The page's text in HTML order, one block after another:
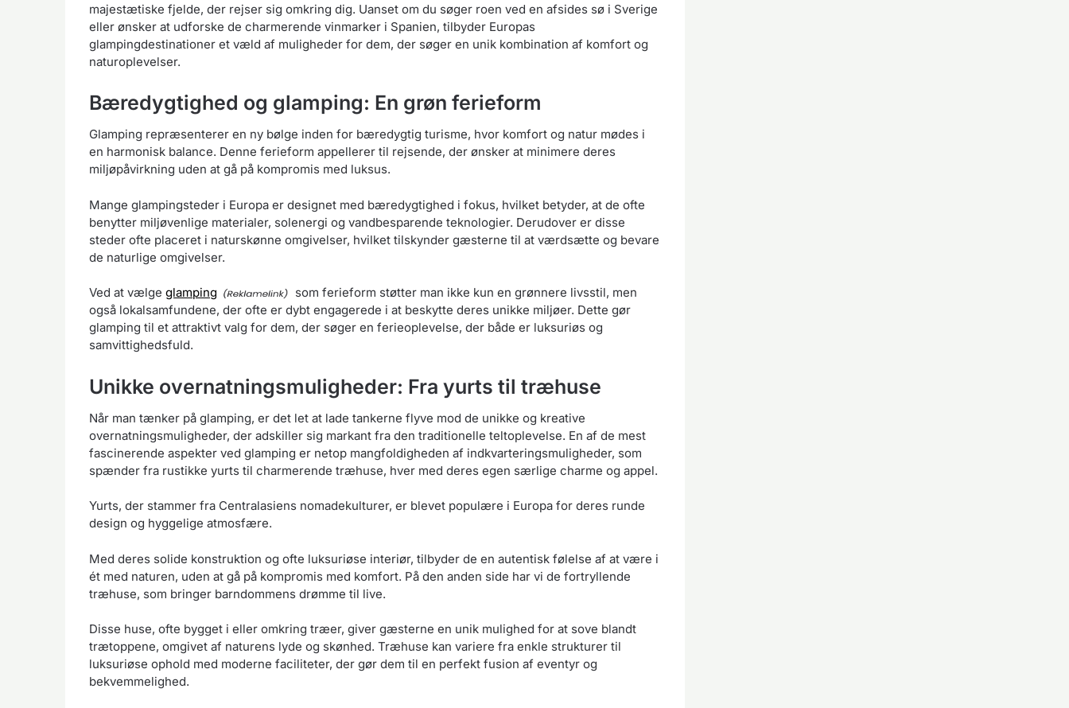
majestætiske fjelde, der rejser sig omkring dig. Uanset om du søger roen ved en afsides sø i Sverige
eller ønsker at udforske de charmerende vinmarker i Spanien, tilbyder Europas
glampingdestinationer et væld af muligheder for dem, der søger en unik kombination af komfort og
naturoplevelser.
Bæredygtighed og glamping: En grøn ferieform
Glamping repræsenterer en ny bølge inden for bæredygtig turisme, hvor komfort og natur mødes i
en harmonisk balance. Denne ferieform appellerer til rejsende, der ønsker at minimere deres
miljøpåvirkning uden at gå på kompromis med luksus.
Mange glampingsteder i Europa er designet med bæredygtighed i fokus, hvilket betyder, at de ofte
benytter miljøvenlige materialer, solenergi og vandbesparende teknologier. Derudover er disse
steder ofte placeret i naturskønne omgivelser, hvilket tilskynder gæsterne til at værdsætte og bevare
de naturlige omgivelser.
Ved at vælge glamping
som ferieform støtter man ikke kun en grønnere livsstil, men
også lokalsamfundene, der ofte er dybt engagerede i at beskytte deres unikke miljøer. Dette gør
glamping til et attraktivt valg for dem, der søger en ferieoplevelse, der både er luksuriøs og
samvittighedsfuld.
Unikke overnatningsmuligheder: Fra yurts til træhuse
Når man tænker på glamping, er det let at lade tankerne flyve mod de unikke og kreative
overnatningsmuligheder, der adskiller sig markant fra den traditionelle teltoplevelse. En af de mest
fascinerende aspekter ved glamping er netop mangfoldigheden af indkvarteringsmuligheder, som
spænder fra rustikke yurts til charmerende træhuse, hver med deres egen særlige charme og appel.
Yurts, der stammer fra Centralasiens nomadekulturer, er blevet populære i Europa for deres runde
design og hyggelige atmosfære.
Med deres solide konstruktion og ofte luksuriøse interiør, tilbyder de en autentisk følelse af at være i
ét med naturen, uden at gå på kompromis med komfort. På den anden side har vi de fortryllende
træhuse, som bringer barndommens drømme til live.
Disse huse, ofte bygget i eller omkring træer, giver gæsterne en unik mulighed for at sove blandt
trætoppene, omgivet af naturens lyde og skønhed. Træhuse kan variere fra enkle strukturer til
luksuriøse ophold med moderne faciliteter, der gør dem til en perfekt fusion af eventyr og
bekvemmelighed.